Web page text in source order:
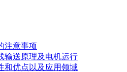
注意事项
输送原理及电机运行
和优点以及应用领域